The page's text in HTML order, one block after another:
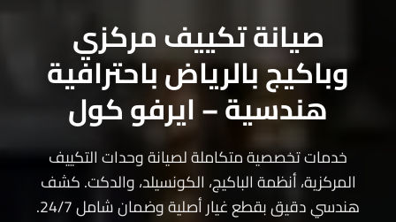
صيانة تكييف مركزي
بالرياض باحترافية
هندسية – ايرفو كول
خدمات تخصصية متكاملة لصيانة وحدات التكييف
أنظمة الباكيج، الكونسيلد، والدكت. كشف
دقيق بقطع غيار أصلية وضمان شامل 24/7.